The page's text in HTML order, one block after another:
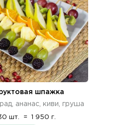
шпажка
ананас, киви, груша
шт. = 1 950 г.